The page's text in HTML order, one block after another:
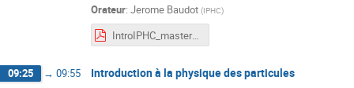
Orateur: Jerome Baudot (IPHC)
IntroIPHC_masterclassesB2_13mars2024.pdf
09:25 → 09:55 Introduction à la physique des particules